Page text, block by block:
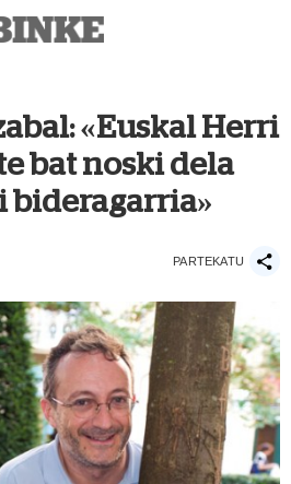
«Euskal Herri
bat noski dela
bideragarria»
PARTEKATU